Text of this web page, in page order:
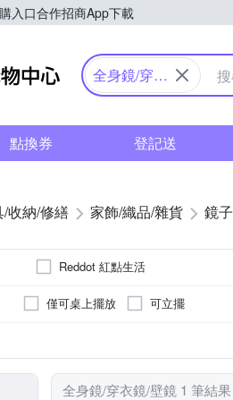
入口合作招商App下載
Yahoo購物中心
全身鏡/穿衣
點換券 登記送
收納/修繕 家飾/織品/雜貨 鏡子
Reddot 紅點生活
僅可桌上擺放 可立擺
全身鏡/穿衣鏡/壁鏡 1 筆結果